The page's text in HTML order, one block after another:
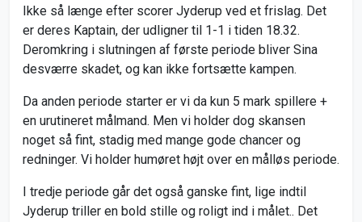
Ikke så længe efter scorer Jyderup ved et frislag. Det
er deres Kaptain, der udligner til 1-1 i tiden 18.32.
Deromkring i slutningen af første periode bliver Sina
desværre skadet, og kan ikke fortsætte kampen.
Da anden periode starter er vi da kun 5 mark spillere +
en urutineret målmand. Men vi holder dog skansen
noget så fint, stadig med mange gode chancer og
redninger. Vi holder humøret højt over en målløs periode.
I tredje periode går det også ganske fint, lige indtil
Jyderup triller en bold stille og roligt ind i målet.. Det